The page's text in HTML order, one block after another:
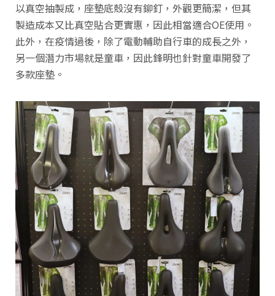
以真空抽製成，座墊底殼沒有鉚釘，外觀更簡潔，但其
製造成本又比真空貼合更實惠，因此相當適合OE使用。
此外，在疫情過後，除了電動輔助自行車的成長之外，
另一個潛力市場就是童車，因此鋒明也針對童車開發了
多款座墊。